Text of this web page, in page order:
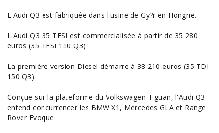
L'Audi Q3 est fabriquée dans l'usine de Gy?r en Hongrie.
L'Audi Q3 35 TFSI est commercialisée à partir de 35 280
euros (35 TFSI 150 Q3).
La première version Diesel démarre à 38 210 euros (35 TDI
150 Q3).
Conçue sur la plateforme duVolkswagen Tiguan, l'Audi Q3
entend concurrencer les BMW X1 , Mercedes GLA et Range
Rover Evoque.